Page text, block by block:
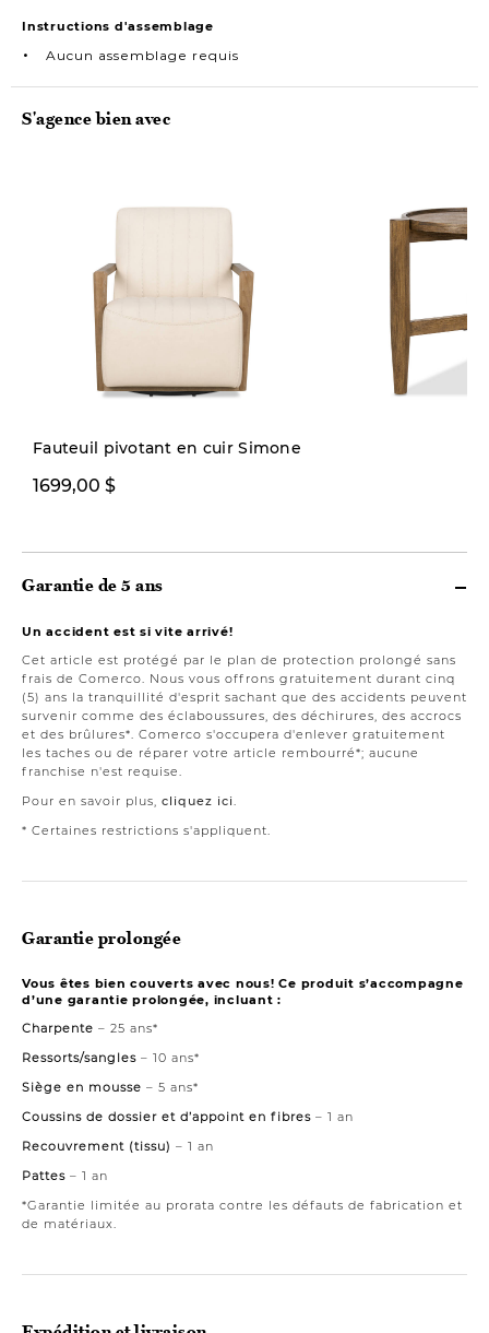
Instructions d'assemblage
Aucun assemblage requis
S'agence bien avec
Fauteuil pivotant en cuir Simone
1699,00 $
Garantie de 5 ans
Un accident est si vite arrivé!
Cet article est protégé par le plan de protection prolongé sans
frais de Comerco. Nous vous offrons gratuitement durant cinq
(5) ans la tranquillité d'esprit sachant que des accidents peuvent
survenir comme des éclaboussures, des déchirures, des accrocs
et des brûlures*. Comerco s'occupera d'enlever gratuitement
les taches ou de réparer votre article rembourré*; aucune
franchise n'est requise.
Pour en savoir plus, cliquez ici
* Certaines restrictions s'appliquent.
Garantie prolongée
Vous êtes bien couverts avec nous! Ce produit s’accompagne
d’une garantie prolongée, incluant :
Charpente – 25 ans*
Ressorts/sangles – 10 ans*
Siège en mousse – 5 ans*
Coussins de dossier et d’appoint en fibres – 1 an
Recouvrement (tissu) – 1 an
Pattes – 1 an
*Garantie limitée au prorata contre les défauts de fabrication et
de matériaux.